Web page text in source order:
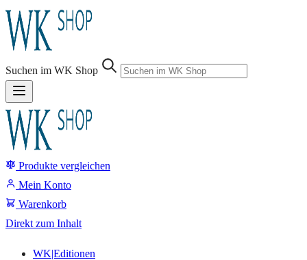
Navigation
Suchen im WK Shop
Produkte vergleichen
Suche
Mein Konto
Warenkorb
Direkt zum Inhalt
WK|Editionen